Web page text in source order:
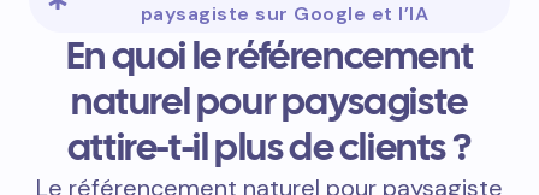
paysagiste sur Google et l’IA
En quoi le référencement
naturel pour paysagiste
attire-t-il plus de clients ?
Le référencement naturel pour paysagiste